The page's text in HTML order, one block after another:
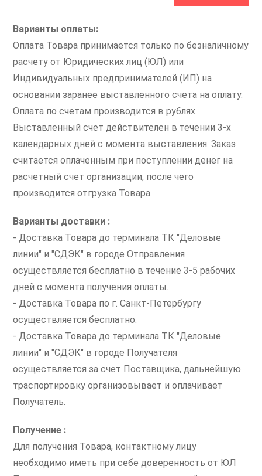
Варианты оплаты:
Оплата Товара принимается только по безналичному
расчету от Юридических лиц (ЮЛ) или
Индивидуальных предпринимателей (ИП) на
основании заранее выставленного счета на оплату.
Оплата по счетам производится в рублях.
Выставленный счет действителен в течении 3-х
календарных дней с момента выставления. Заказ
считается оплаченным при поступлении денег на
расчетный счет организации, после чего
производится отгрузка Товара.
Варианты доставки :
- Доставка Товара до терминала ТК "Деловые
линии" и "СДЭК" в городе Отправления
осуществляется бесплатно в течение 3-5 рабочих
дней с момента получения оплаты.
- Доставка Товара по г. Санкт-Петербургу
осуществляется бесплатно.
- Доставка Товара до терминала ТК "Деловые
линии" и "СДЭК" в городе Получателя
осуществляется за счет Поставщика, дальнейшую
траспортировку организовывает и оплачивает
Получатель.
Получение :
Для получения Товара, контактному лицу
необходимо иметь при себе доверенность от ЮЛ